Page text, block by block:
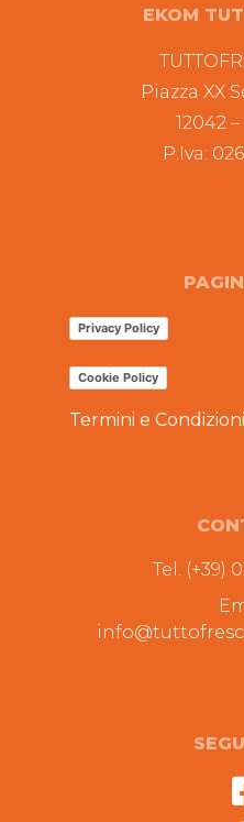
EKOM
Piazza XX
12042
P.Iva:
Privacy Policy
Cookie Policy
Termini e Condizioni
Tel. (+39)